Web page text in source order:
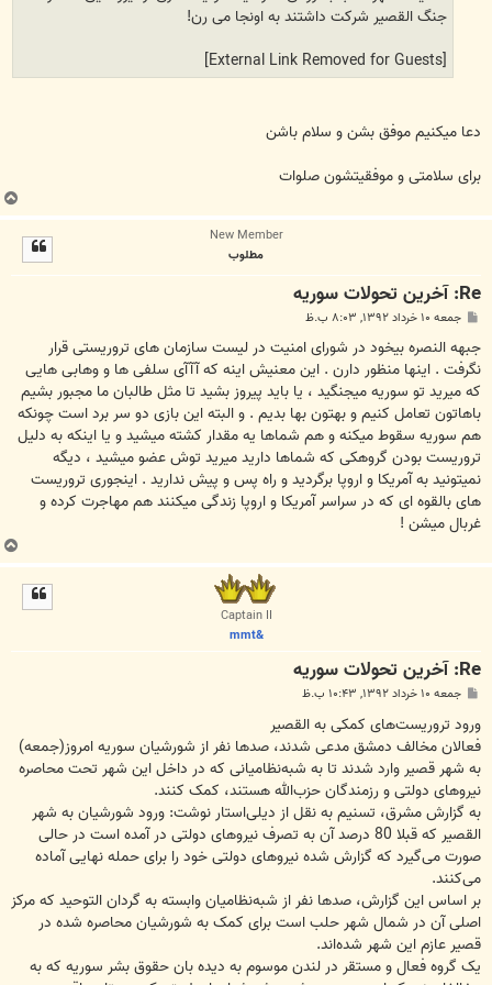
جنگ القصیر شرکت داشتند به اونجا می رن!
دعا میکنیم موفق بشن و سلام باشن
برای سلامتی و موفقیتشون صلوات
ب
ا
New Member
مطلوب
Re: آخرين تحولات سوريه
پ
ت
جمعه ۱۰ خرداد ۱۳۹۲, ۸:۰۳ ب.ظ
جبهه النصره بیخود در شورای امنیت در لیست سازمان های تروریستی قرار
نگرفت . اینها منظور دارن . این معنیش اینه که آآآی سلفی ها و وهابی هایی
که میرید تو سوریه میجنگید ، یا باید پیروز بشید تا مثل طالبان ما مجبور بشیم
باهاتون تعامل کنیم و بهتون بها بدیم . و البته این بازی دو سر برد است چونکه
هم سوریه سقوط میکنه و هم شماها یه مقدار کشته میشید و یا اینکه به دلیل
تروریست بودن گروهکی که شماها دارید میرید توش عضو میشید ، دیگه
نمیتونید به آمریکا و اروپا برگردید و راه پس و پیش ندارید . اینجوری تروریست
های بالقوه ای که در سراسر آمریکا و اروپا زندگی میکنند هم مهاجرت کرده و
غربال میشن !
ب
ا
Captain II
&mmt
Re: آخرين تحولات سوريه
پ
ت
جمعه ۱۰ خرداد ۱۳۹۲, ۱۰:۴۳ ب.ظ
ورود تروریست‌های کمکی به القصیر
فعالان مخالف دمشق مدعی شدند، صدها نفر از شورشیان سوریه امروز(جمعه)
به شهر قصیر وارد شدند تا به شبه‌نظامیانی که در داخل این شهر تحت محاصره
نیروهای دولتی و رزمندگان حزب‌الله هستند، کمک کنند.
به گزارش مشرق، تسنیم به نقل از دیلی‌استار نوشت: ورود شورشیان به شهر
القصیر که قبلا 80 درصد آن به تصرف نیروهای دولتی در آمده است در حالی
صورت می‌گیرد که گزارش شده نیروهای دولتی خود را برای حمله نهایی آماده
می‌کنند.
بر اساس این گزارش، صدها نفر از شبه‌نظامیان وابسته به گردان التوحید که مرکز
اصلی آن در شمال شهر حلب است برای کمک به شورشیان محاصره شده در
قصیر عازم این شهر شده‌اند.
یک گروه فعال و مستقر در لندن موسوم به دیده بان حقوق بشر سوریه که به